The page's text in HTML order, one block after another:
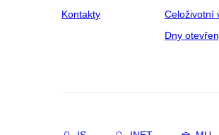
Kontakty
Celoživotní
Dny